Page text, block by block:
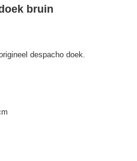
bruin
despacho doek.